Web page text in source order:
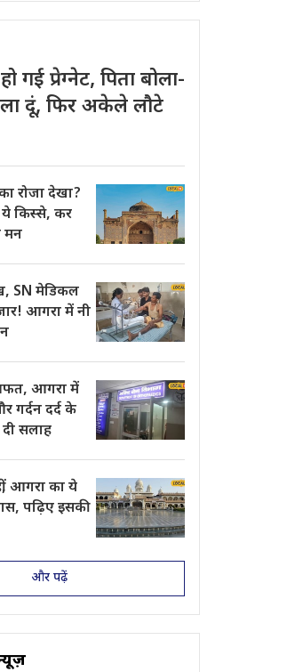
गई प्रेग्नेट, पिता बोला-
दूं, फिर अकेले लौटे
रोजा देखा?
ये किस्से, कर
मन
SN मेडिकल
आगरा में नी
आगरा में
गर्दन दर्द के
सलाह
आगरा का ये
पढ़िए इसकी
और पढ़ें